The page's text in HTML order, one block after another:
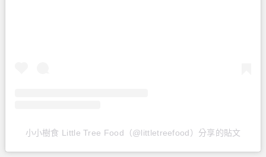
小小樹食 Little Tree Food（@littletreefood）分享的貼文